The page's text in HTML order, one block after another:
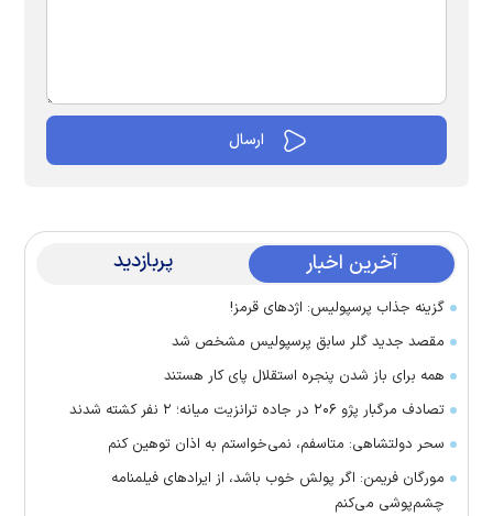
آخرین اخبار پربازدید
گزینه جذاب پرسپولیس: اژد‌های قرمز!
مقصد جدید گلر سابق پرسپولیس مشخص شد
همه برای باز شدن پنجره استقلال پای کار هستند
تصادف مرگبار پژو ۲۰۶ در جاده ترانزیت میانه؛ ۲ نفر کشته شدند
سحر دولتشاهی: متاسفم، نمی‌خواستم به اذان توهین کنم
مورگان فریمن: اگر پولش خوب باشد، از ایراد‌های فیلمنامه
چشم‌پوشی می‌کنم